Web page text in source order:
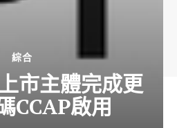
綜合
市主體完成更
CCAP啟用